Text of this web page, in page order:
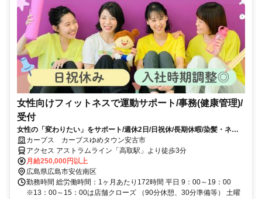
女性向けフィットネスで運動サポート/事務(健康管理)/
受付
女性の「変わりたい」をサポート/週休2日/日祝休/長期休暇/染髪・ネイ
ルOK※規定内
カーブス カーブスゆめタウン安古市
アクセス アストラムライン「高取駅」より徒歩3分
月給250,000円以上
広島県広島市安佐南区
勤務時間 総労働時間：1ヶ月あたり172時間 平日 9：00～19：00
※13：00～15：00は店舗クローズ （90分休憩、30分準備等） 土曜